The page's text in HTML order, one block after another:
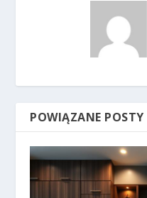
POWIĄZANE POSTY